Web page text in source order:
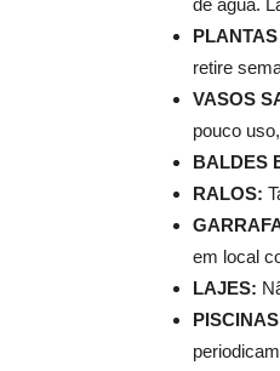
de água.
retire
VASOS
pouco
BALDES
RALOS:
em local
LAJES: